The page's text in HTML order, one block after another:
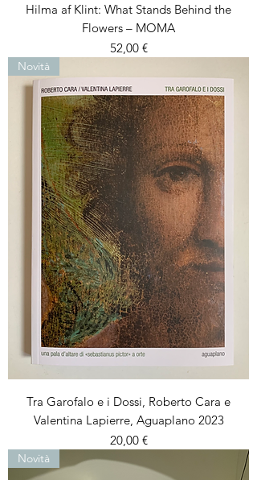
Hilma af Klint: What Stands Behind the
Flowers – MOMA
Prezzo
52,00 €
Novità
Tra Garofalo e i Dossi, Roberto Cara e
Valentina Lapierre, Aguaplano 2023
Prezzo
20,00 €
Novità